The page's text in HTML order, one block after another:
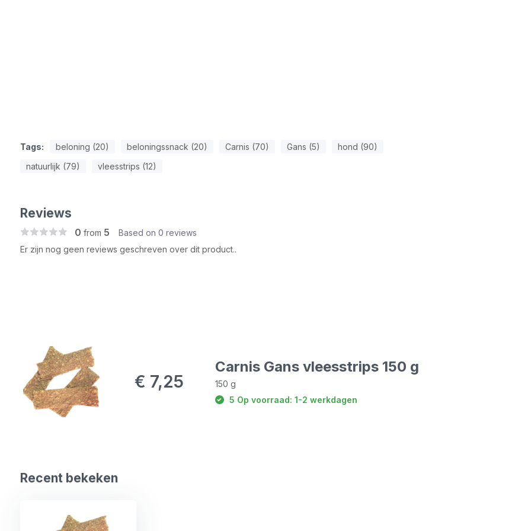
Tags: beloning (20) beloningssnack (20) Carnis (70) Gans (5)
hond (90)
natuurlijk (79)
vleesstrips (12)
Reviews
0 from 5 Based on 0 reviews
Er zijn nog geen reviews geschreven over dit product..
€ 7,25
Carnis Gans vleesstrips 150 g
150 g
5 Op voorraad: 1-2 werkdagen
Recent bekeken